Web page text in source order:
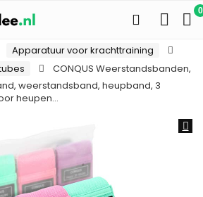
0
Apparatuur voor krachttraining
CONQUS Weerstandsbanden,
weerstandsband, heupband, 3
heupen…